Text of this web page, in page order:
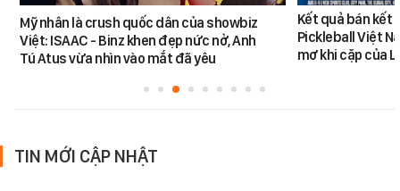
Mỹ nhân là crush quốc dân của showbiz
Việt: ISAAC - Binz khen đẹp nức nở, Anh
Tú Atus vừa nhìn vào mắt đã yêu
Kết quả bán kết
Pickleball Việt
mơ khi cặp của
TIN MỚI CẬP NHẬT